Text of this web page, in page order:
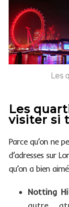
Les
Les
visiter si
Parce qu’on ne
d’adresses sur
qu’on a bien
Notting